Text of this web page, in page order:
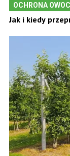
OCHRONA
Jak i kiedy